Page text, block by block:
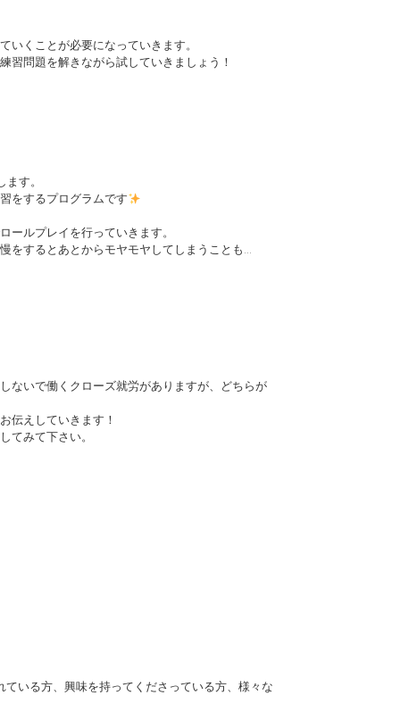
いくことが必要になっていきます。
習問題を解きながら試していきましょう！
す。
をするプログラムです
ールプレイを行っていきます。
をするとあとからモヤモヤしてしまうことも…
ないで働くクローズ就労がありますが、どちらが
伝えしていきます！
てみて下さい。
いる方、興味を持ってくださっている方、様々な